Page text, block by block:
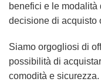
benefici e le modalità
decisione di acquisto
Siamo orgogliosi di
possibilità di
comodità e